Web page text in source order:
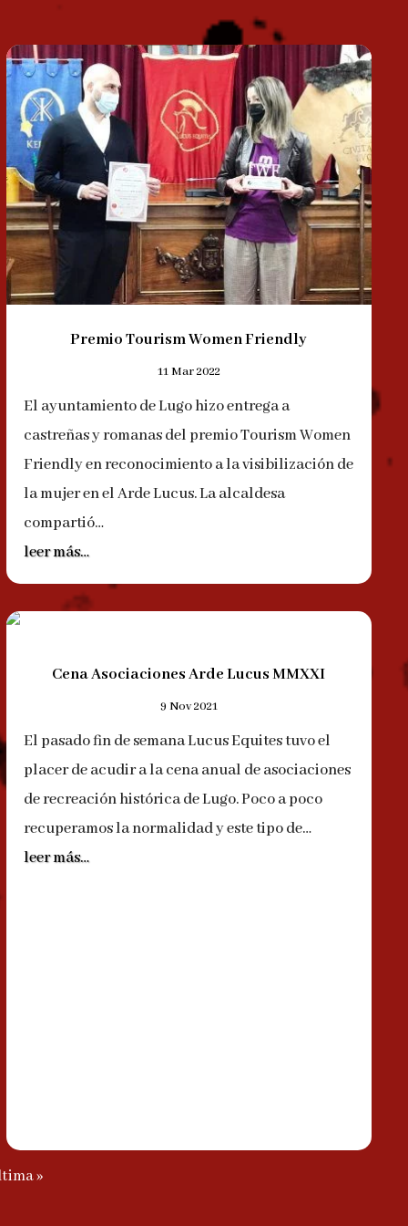
Premio Tourism Women Friendly
11 Mar 2022
El ayuntamiento de Lugo hizo entrega a
castreñas y romanas del premio Tourism Women
Friendly en reconocimiento a la visibilización de
la mujer en el Arde Lucus. La alcaldesa
compartió…
leer más…
Cena Asociaciones Arde Lucus MMXXI
9 Nov 2021
El pasado fin de semana Lucus Equites tuvo el
placer de acudir a la cena anual de asociaciones
de recreación histórica de Lugo. Poco a poco
recuperamos la normalidad y este tipo de…
leer más…
»